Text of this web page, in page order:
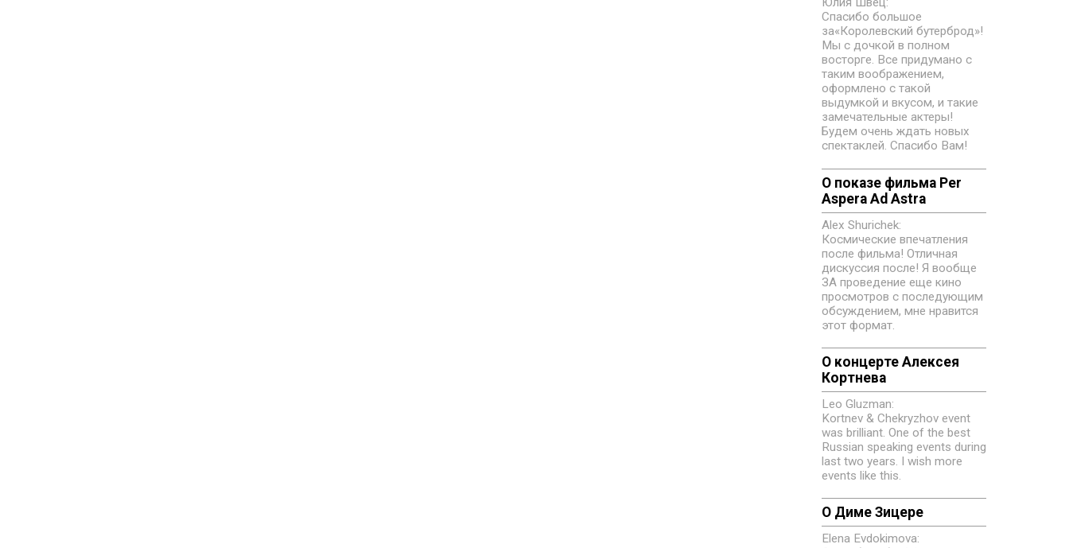
Спасибо большое
за«‎Королевский бутерброд»!
Мы с дочкой в полном
восторге. Все придумано с
таким воображением,
оформлено с такой
выдумкой и вкусом, и такие
замечательные актеры!
Будем очень ждать новых
спектаклей. Спасибо Вам!
О показе фильма Per
Aspera Ad Astra
Alex Shurichek:
Космические впечатления
после фильма! Отличная
дискуссия после! Я вообще
ЗА проведение еще кино
просмотров с последующим
обсуждением, мне нравится
этот формат.
О концерте Алексея
Кортнева
Leo Gluzman:
Kortnev & Chekryzhov event
was brilliant. One of the best
Russian speaking events during
last two years. I wish more
events like this.
О Диме Зицере
Elena Evdokimovа: